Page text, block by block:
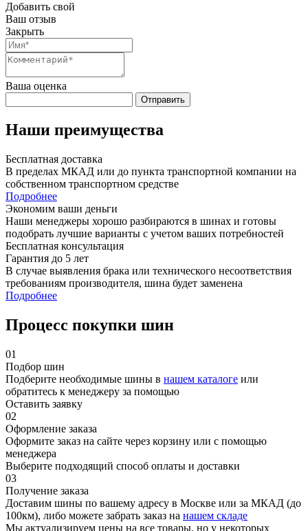
Добавить свой
Ваш отзыв
Закрыть
Ваша оценка
Отправить
Наши преимущества
Бесплатная доставка
В пределах МКАД или до пункта транспортной компании на
собственном транспортном средстве
Подробнее
Экономим ваши деньги
Наши менеджеры хорошо разбираются в шинах и готовы
подобрать лучшие варианты с учетом ваших потребностей
Бесплатная консультация
Гарантия до 5 лет
В случае выявления брака или технического несоответствия
требованиям производителя, шина будет заменена
Подробнее
Процесс покупки шин
01
Подбор шин
Подберите необходимые шины в нашем каталоге или
обратитесь к менеджеру за помощью
Оставить заявку
02
Оформление заказа
Оформите заказ на сайте через корзину или с помощью
менеджера
Выберите подходящий способ оплаты и доставки
03
Получение заказа
Доставим шины по вашему адресу в Москве или за МКАД (до
100км), либо можете забрать заказ на нашем складе
Мы актуализируем цены на все товары, но у некоторых